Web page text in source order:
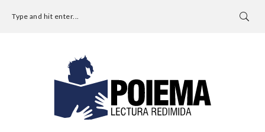
Type and hit enter...